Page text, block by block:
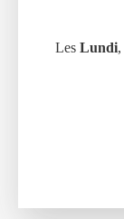
Les Lundi,